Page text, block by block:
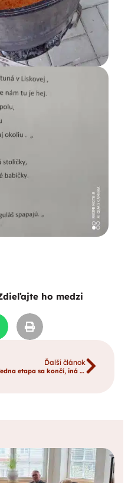
ho medzi
Ďalší článok
Jedna etapa sa končí, iná začína